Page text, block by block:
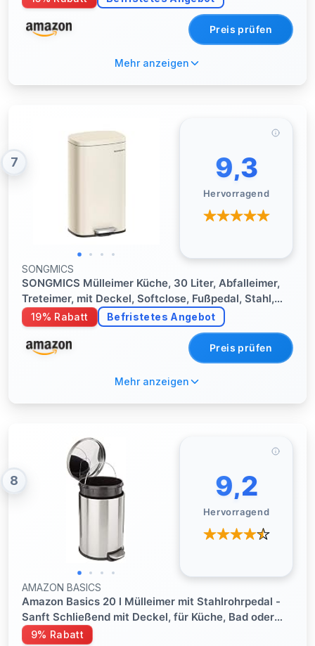
Preis prüfen
Mehr anzeigen
7 9,3
Hervorragend
SONGMICS
SONGMICS Mülleimer Küche, 30 Liter, Abfalleimer,
Treteimer, mit Deckel, Softclose, Fußpedal, Stahl,
Inneneimer, sandbeige LTB03A02
19% Rabatt Befristetes Angebot
Preis prüfen
Mehr anzeigen
8 9,2
Hervorragend
AMAZON BASICS
Amazon Basics 20 l Mülleimer mit Stahlrohrpedal -
Sanft Schließend mit Deckel, für Küche, Bad oder
Büro, 5.3 Gallonen Zylindrisch, Edelstahl Gebürstet
9% Rabatt